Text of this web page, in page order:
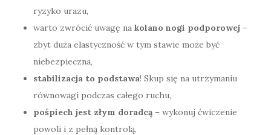
ryzyko urazu,
warto zwrócić uwagę na kolano nogi podporowej –
zbyt duża elastyczność w tym stawie może być
niebezpieczna,
stabilizacja to podstawa! Skup się na utrzymaniu
równowagi podczas całego ruchu,
pośpiech jest złym doradcą – wykonuj ćwiczenie
powoli i z pełną kontrolą,